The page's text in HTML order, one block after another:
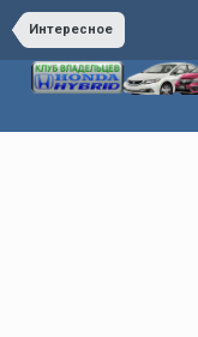
Интересное